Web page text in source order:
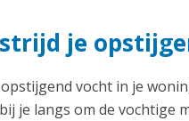
je
vocht in je
je langs om de vochtige